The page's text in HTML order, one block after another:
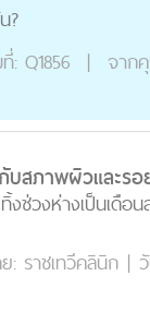
?
: Q1856 | จาก
สภาพผิวและรอ
งช่วงห่างเป็นเดือน
: ราชเทวีคลินิก |